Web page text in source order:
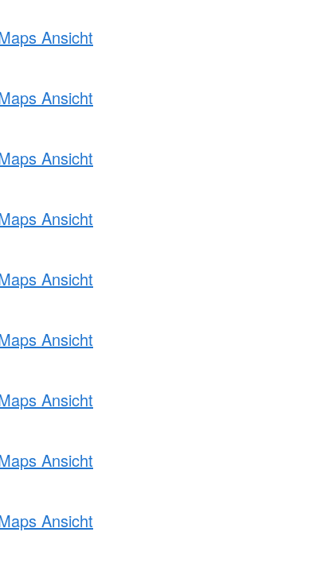
Ansicht
Ansicht
Ansicht
Ansicht
Ansicht
Ansicht
Ansicht
Ansicht
Ansicht